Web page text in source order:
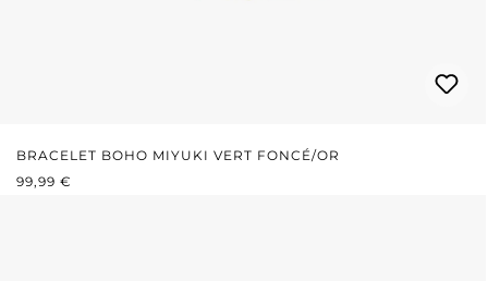
BRACELET BOHO MIYUKI VERT FONCÉ/OR
PRIX RÉGULIER :
99,99 €